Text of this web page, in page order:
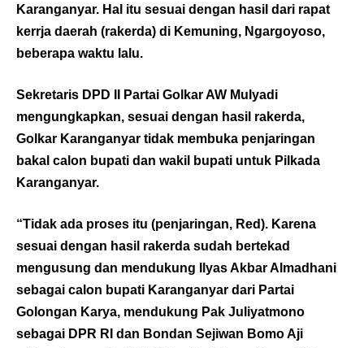
Karanganyar. Hal itu sesuai dengan hasil dari rapat
kerrja daerah (rakerda) di Kemuning, Ngargoyoso,
beberapa waktu lalu.
Sekretaris DPD II Partai Golkar AW Mulyadi
mengungkapkan, sesuai dengan hasil rakerda,
Golkar Karanganyar tidak membuka penjaringan
bakal calon bupati dan wakil bupati untuk Pilkada
Karanganyar.
“Tidak ada proses itu (penjaringan, Red). Karena
sesuai dengan hasil rakerda sudah bertekad
mengusung dan mendukung Ilyas Akbar Almadhani
sebagai calon bupati Karanganyar dari Partai
Golongan Karya, mendukung Pak Juliyatmono
sebagai DPR RI dan Bondan Sejiwan Bomo Aji